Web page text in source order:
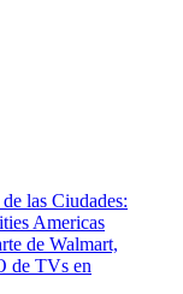
las Ciudades:
Americas
de Walmart,
de TVs en